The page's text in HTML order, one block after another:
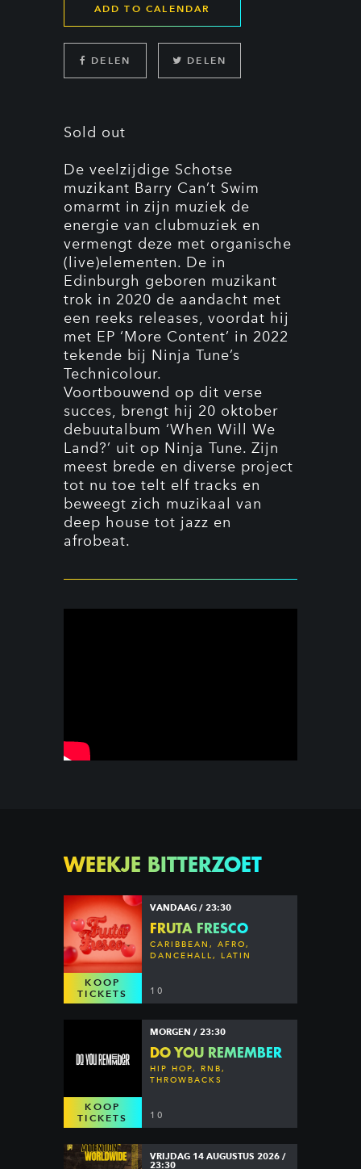
ADD TO CALENDAR
DELEN DELEN
Sold out
De veelzijdige Schotse
muzikant Barry Can’t Swim
omarmt in zijn muziek de
energie van clubmuziek en
vermengt deze met organische
(live)elementen. De in
Edinburgh geboren muzikant
trok in 2020 de aandacht met
een reeks releases, voordat hij
met EP ‘More Content’ in 2022
tekende bij Ninja Tune’s
Technicolour.
Voortbouwend op dit verse
succes, brengt hij 20 oktober
debuutalbum ‘When Will We
Land?’ uit op Ninja Tune. Zijn
meest brede en diverse project
tot nu toe telt elf tracks en
beweegt zich muzikaal van
deep house tot jazz en
afrobeat.
WEEKJE BITTERZOET
KOOP
TICKETS
VANDAAG / 23:30
FRUTA FRESCO
CARIBBEAN, AFRO,
DANCEHALL, LATIN
10
KOOP
TICKETS
MORGEN / 23:30
DO YOU REMEMBER
HIP HOP, RNB,
THROWBACKS
10
VRIJDAG 14 AUGUSTUS 2026 /
23:30